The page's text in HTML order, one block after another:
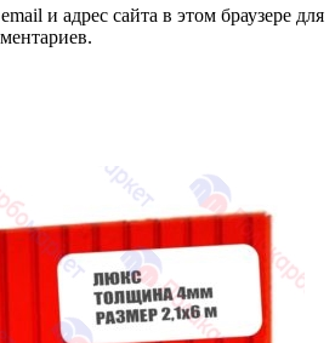
и адрес сайта в этом браузере для